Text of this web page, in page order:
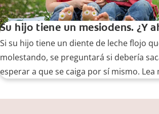
Su hijo tiene un mesiodens. ¿Y
Si su hijo tiene un diente de leche flojo
molestando, se preguntará si debería
esperar a que se caiga por sí mismo. Lea